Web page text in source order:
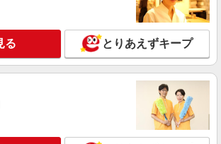
詳細を見る
ワン・アップ
月給20万8,500円〜26万8,000円 ※学歴・資格
よる
る とりあえずキープ